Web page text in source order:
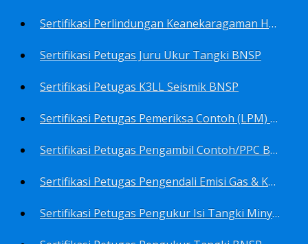
Sertifikasi Perlindungan Keanekaragaman Hayati BNSP
Sertifikasi Petugas Juru Ukur Tangki BNSP
Sertifikasi Petugas K3LL Seismik BNSP
Sertifikasi Petugas Pemeriksa Contoh (LPM) Minyak Mentah BNSP
Sertifikasi Petugas Pengambil Contoh/PPC BNSP
Sertifikasi Petugas Pengendali Emisi Gas & Kebisingan Industri Migas BNSP
Sertifikasi Petugas Pengukur Isi Tangki Minyak Bumi dan Hasil Olahan BNSP